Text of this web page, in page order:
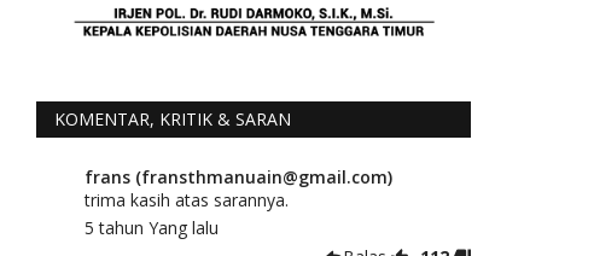
KOMENTAR, KRITIK & SARAN
frans (fransthmanuain@gmail.com)
trima kasih atas sarannya.
5 tahun Yang lalu